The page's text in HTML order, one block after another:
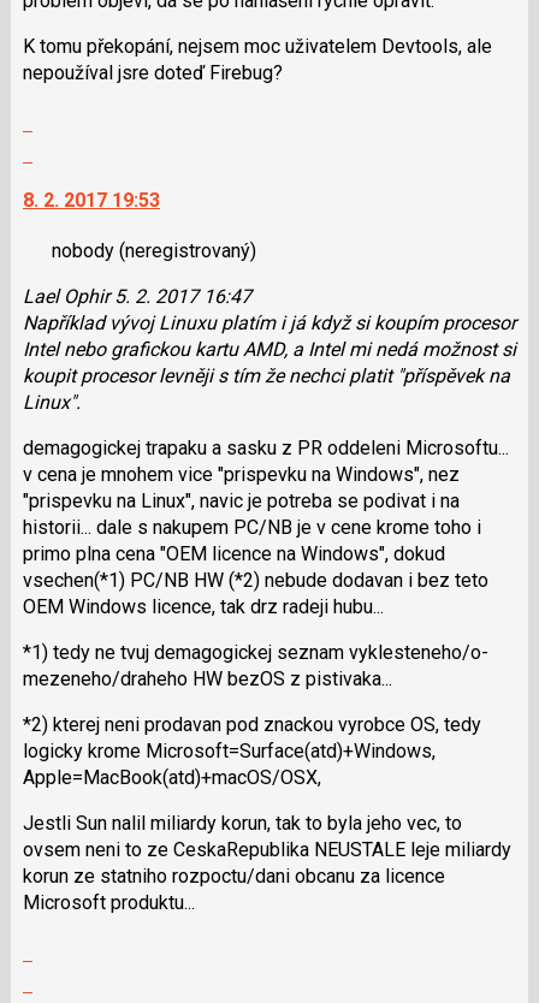
N
pro
předchozí
názor
K tomu překopání, nejsem moc uživatelem Devtools, ale
nepoužíval jsre doteď Firebug?
další
názor.
navigaci
lze
použít
i
klávesy
N
pro
následující
a
P
pro
předchozí
názor
8. 2. 2017 19:53
nobody (neregistrovaný)
Lael Ophir 5. 2. 2017 16:47
Například vývoj Linuxu platím i já když si koupím procesor
Intel nebo grafickou kartu AMD, a Intel mi nedá možnost si
koupit procesor levněji s tím že nechci platit "příspěvek na
Linux".
demagogickej trapaku a sasku z PR oddeleni Microsoftu...
v cena je mnohem vice "prispevku na Windows", nez
"prispevku na Linux", navic je potreba se podivat i na
historii... dale s nakupem PC/NB je v cene krome toho i
primo plna cena "OEM licence na Windows", dokud
vsechen(*1) PC/NB HW (*2) nebude dodavan i bez teto
OEM Windows licence, tak drz radeji hubu...
*1) tedy ne tvuj demagogickej seznam vyklesteneho/o­
mezeneho/drahe­ho HW bezOS z pistivaka...
*2) kterej neni prodavan pod znackou vyrobce OS, tedy
logicky krome Microsoft=Sur­face(atd)+Win­dows,
Apple=MacBook(at­d)+macOS/OSX,
Jestli Sun nalil miliardy korun, tak to byla jeho vec, to
ovsem neni to ze CeskaRepublika NEUSTALE leje miliardy
korun ze statniho rozpoctu/dani obcanu za licence
Microsoft produktu...